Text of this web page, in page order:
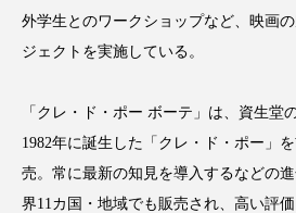
ウェアラブルデバイス ウェ
エクソソーム オーガニック
カウンセラー カウンセリング
外学生とのワークショップなど、映画
ジェクトを実施している。
「クレ・ド・ポー ボーテ」は、資生堂
1982年に誕生した「クレ・ド・ポー」
売。常に最新の知見を導入するなどの
界11カ国・地域でも販売され、高い評価